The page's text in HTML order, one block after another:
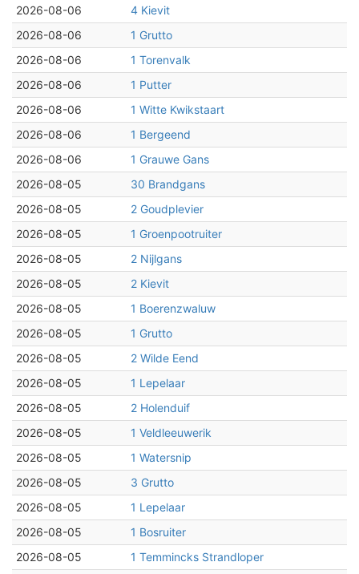
2026-08-06
4 Kievit
2026-08-06
1 Grutto
2026-08-06
1 Torenvalk
2026-08-06
1 Putter
2026-08-06
1 Witte Kwikstaart
2026-08-06
1 Bergeend
2026-08-06
1 Grauwe Gans
2026-08-05
30 Brandgans
2026-08-05
2 Goudplevier
2026-08-05
1 Groenpootruiter
2026-08-05
2 Nijlgans
2026-08-05
2 Kievit
2026-08-05
1 Boerenzwaluw
2026-08-05
1 Grutto
2026-08-05
2 Wilde Eend
2026-08-05
1 Lepelaar
2026-08-05
2 Holenduif
2026-08-05
1 Veldleeuwerik
2026-08-05
1 Watersnip
2026-08-05
3 Grutto
2026-08-05
1 Lepelaar
2026-08-05
1 Bosruiter
2026-08-05
1 Temmincks Strandloper